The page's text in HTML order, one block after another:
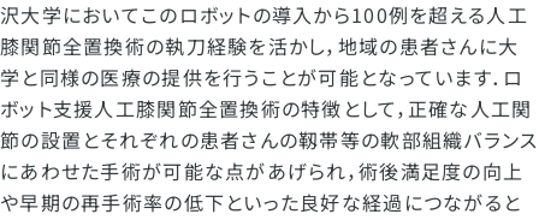
沢大学においてこのロボットの導入から100例を超える人工
膝関節全置換術の執刀経験を活かし，地域の患者さんに大
学と同様の医療の提供を行うことが可能となっています．ロ
ボット支援人工膝関節全置換術の特徴として，正確な人工関
節の設置とそれぞれの患者さんの靱帯等の軟部組織バランス
にあわせた手術が可能な点があげられ，術後満足度の向上
や早期の再手術率の低下といった良好な経過につながると